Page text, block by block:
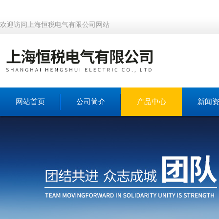
欢迎访问上海恒税电气有限公司网站
网站首页 公司简介 产品中心 新闻